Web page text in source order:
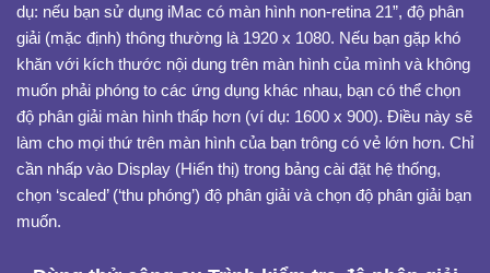
dụ: nếu bạn sử dụng iMac có màn hình non-retina 21”, độ phân
giải (mặc định) thông thường là 1920 x 1080. Nếu bạn gặp khó
khăn với kích thước nội dung trên màn hình của mình và không
muốn phải phóng to các ứng dụng khác nhau, bạn có thể chọn
độ phân giải màn hình thấp hơn (ví dụ: 1600 x 900). Điều này sẽ
làm cho mọi thứ trên màn hình của bạn trông có vẻ lớn hơn. Chỉ
cần nhấp vào Display (Hiển thị) trong bảng cài đặt hệ thống,
chọn ‘scaled’ (‘thu phóng’) độ phân giải và chọn độ phân giải bạn
muốn.